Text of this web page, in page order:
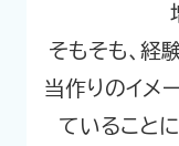
そもそも、経
当作りのイメ
ていること